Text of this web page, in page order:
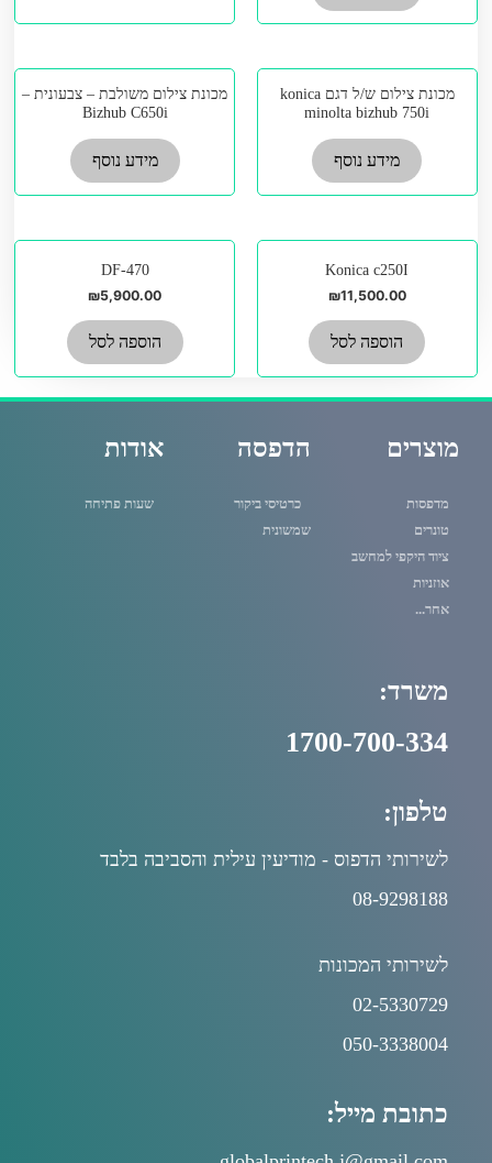
מכונת צילום ש/ל דגם konica
minolta bizhub 750i
מידע נוסף
מכונת צילום משולבת – צבעונית –
Bizhub C650i
מידע נוסף
Konica c250I
₪11,500.00
הוספה לסל
DF-470
₪5,900.00
הוספה לסל
מוצרים
מדפסות
טונרים
ציוד היקפי למחשב
אוזניות
אחר...
הדפסה
כרטיסי ביקור
שמשונית
אודות
שעות פתיחה
משרד:
1700-700-334
טלפון:
לשירותי הדפוס - מודיעין עילית והסביבה בלבד
08-9298188
לשירותי המכונות
02-5330729
050-3338004
כתובת מייל: